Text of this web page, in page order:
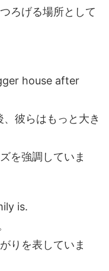
ろげる場所として
house after
彼らはもっと大き
を強調していま
is.
りを表していま